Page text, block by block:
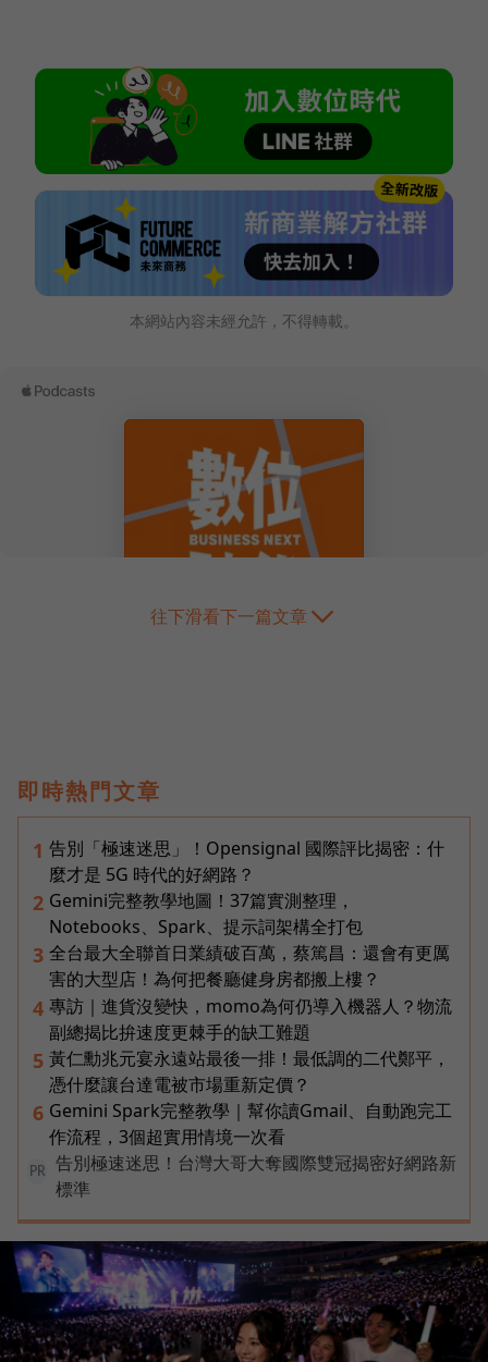
本網站內容未經允許，不得轉載。
往下滑看下一篇文章
即時熱門文章
1 告別「極速迷思」！Opensignal 國際評比揭密：什
麼才是 5G 時代的好網路？
2 Gemini完整教學地圖！37篇實測整理，
Notebooks、Spark、提示詞架構全打包
3 全台最大全聯首日業績破百萬，蔡篤昌：還會有更厲
害的大型店！為何把餐廳健身房都搬上樓？
4 專訪｜進貨沒變快，momo為何仍導入機器人？物流
副總揭比拚速度更棘手的缺工難題
5 黃仁勳兆元宴永遠站最後一排！最低調的二代鄭平，
憑什麼讓台達電被市場重新定價？
6 Gemini Spark完整教學｜幫你讀Gmail、自動跑完工
作流程，3個超實用情境一次看
PR
告別極速迷思！台灣大哥大奪國際雙冠揭密好網路新
標準